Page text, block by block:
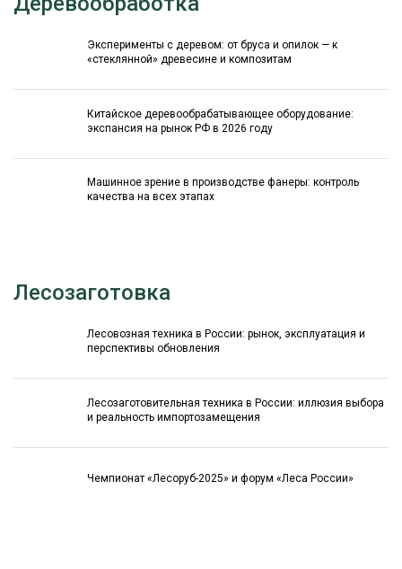
Эксперименты с деревом: от бруса и опилок — к
«стеклянной» древесине и композитам
Китайское деревообрабатывающее оборудование:
экспансия на рынок РФ в 2026 году
Машинное зрение в производстве фанеры: контроль
качества на всех этапах
Лесозаготовка
Лесовозная техника в России: рынок, эксплуатация и
перспективы обновления
Лесозаготовительная техника в России: иллюзия выбора
и реальность импортозамещения
Чемпионат «Лесоруб-2025» и форум «Леса России»